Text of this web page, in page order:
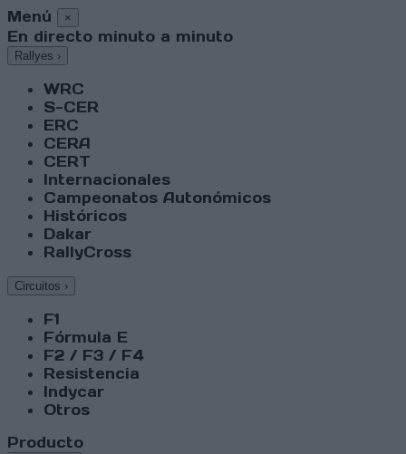
Menú ×
En directo minuto a minuto
Rallyes ›
WRC
S-CER
ERC
CERA
CERT
Internacionales
Campeonatos Autonómicos
Históricos
Dakar
RallyCross
Circuitos ›
F1
Fórmula E
F2 / F3 / F4
Resistencia
Indycar
Otros
Producto